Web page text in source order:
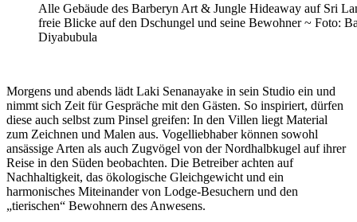
Alle Gebäude des Barberyn Art & Jungle Hideaway auf Sri
freie Blicke auf den Dschungel und seine Bewohner ~ Foto:
Diyabubula
Morgens und abends lädt Laki Senanayake in sein Studio ein und
nimmt sich Zeit für Gespräche mit den Gästen. So inspiriert, dürfen
diese auch selbst zum Pinsel greifen: In den Villen liegt Material
zum Zeichnen und Malen aus. Vogelliebhaber können sowohl
ansässige Arten als auch Zugvögel von der Nordhalbkugel auf ihrer
Reise in den Süden beobachten. Die Betreiber achten auf
Nachhaltigkeit, das ökologische Gleichgewicht und ein
harmonisches Miteinander von Lodge-Besuchern und den
„tierischen“ Bewohnern des Anwesens.